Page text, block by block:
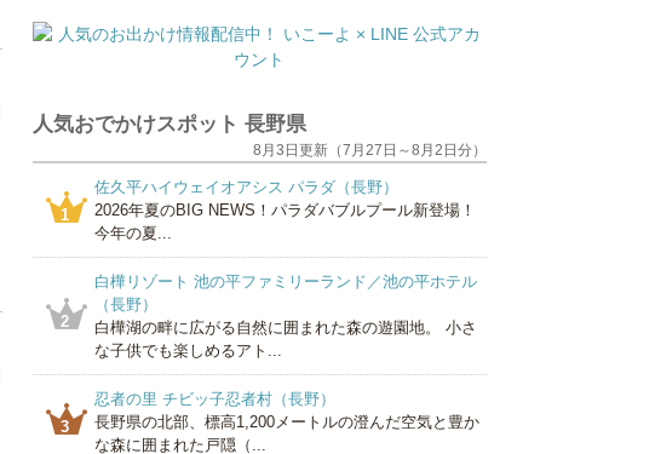
人気おでかけスポット 長野県
8月3日更新（7月27日～8月2日分）
1
佐久平ハイウェイオアシス パラダ（長野）
2026年夏のBIG NEWS！パラダバブルプール新登場！
今年の夏...
2
白樺リゾート 池の平ファミリーランド／池の平ホテル
（長野）
白樺湖の畔に広がる自然に囲まれた森の遊園地。 小さ
な子供でも楽しめるアト...
3
忍者の里 チビッ子忍者村（長野）
長野県の北部、標高1,200メートルの澄んだ空気と豊か
な森に囲まれた戸隠（...